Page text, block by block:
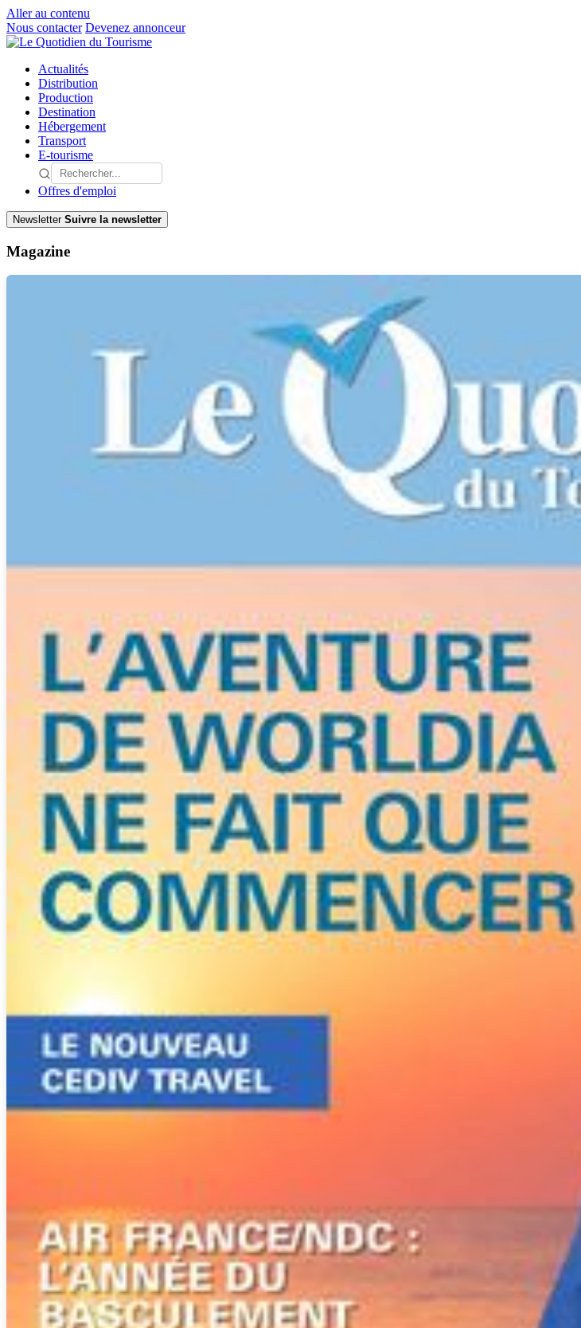
Aller au contenu
Nous contacter Devenez annonceur
Actualités
Distribution
Production
Destination
Hébergement
Transport
E-tourisme
Offres d'emploi
Newsletter Suivre la newsletter
Magazine